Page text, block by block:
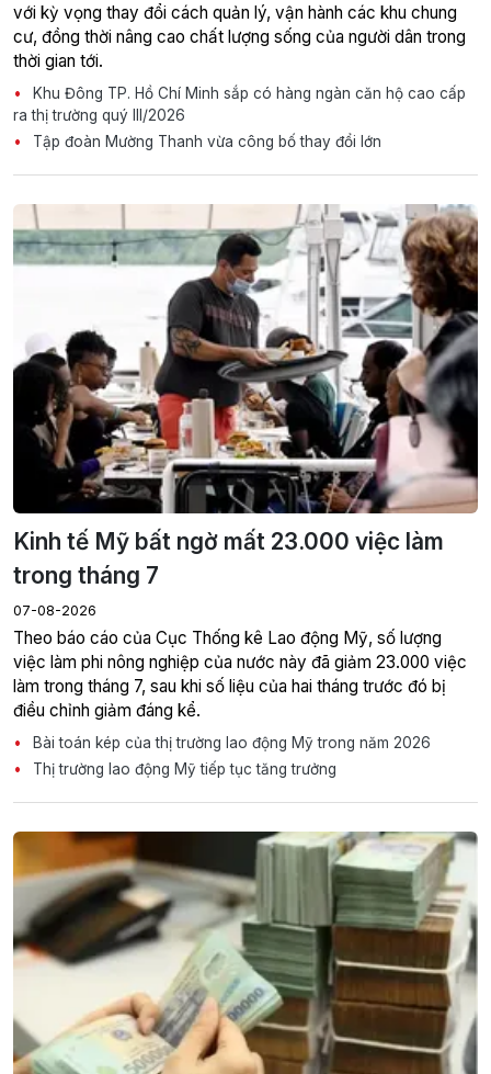
với kỳ vọng thay đổi cách quản lý, vận hành các khu chung
cư, đồng thời nâng cao chất lượng sống của người dân trong
thời gian tới.
Khu Đông TP. Hồ Chí Minh sắp có hàng ngàn căn hộ cao cấp
ra thị trường quý III/2026
Tập đoàn Mường Thanh vừa công bố thay đổi lớn
Kinh tế Mỹ bất ngờ mất 23.000 việc làm
trong tháng 7
07-08-2026
Theo báo cáo của Cục Thống kê Lao động Mỹ, số lượng
việc làm phi nông nghiệp của nước này đã giảm 23.000 việc
làm trong tháng 7, sau khi số liệu của hai tháng trước đó bị
điều chỉnh giảm đáng kể.
Bài toán kép của thị trường lao động Mỹ trong năm 2026
Thị trường lao động Mỹ tiếp tục tăng trưởng